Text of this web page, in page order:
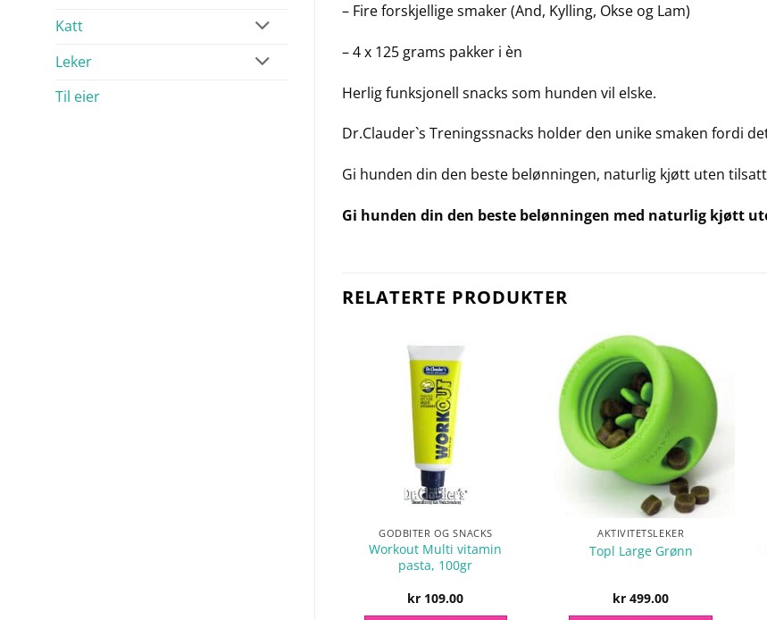
Katt
Leker
Til eier
– Fire forskjellige smaker (And, Kylling, Okse og Lam)
– 4 x 125 grams pakker i èn
Herlig funksjonell snacks som hunden vil elske.
Dr.Clauder`s Treningssnacks holder den unike smaken fordi
Gi hunden din den beste belønningen, naturlig kjøtt uten
Gi hunden din den beste belønningen med naturlig kjøtt
RELATERTE PRODUKTER
GODBITER OG SNACKS
Workout Multi vitamin
pasta, 100gr
kr 109.00
Legg til i
ønskelisten
AKTIVITETSLEKER
Topl Large Grønn
kr 499.00